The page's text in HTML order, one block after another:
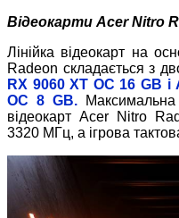
Відеокарти Acer Nitro
Лінійка відеокарт на
Radeon складається з
RX 9060 XT OC 16 GB і
OC 8 GB.Максимальна
відеокарт Acer Nitro
3320 МГц, а ігрова